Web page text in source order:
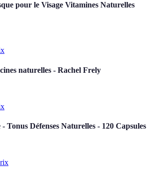
pour le Visage Vitamines Naturelles
naturelles - Rachel Frely
Tonus Défenses Naturelles - 120 Capsules